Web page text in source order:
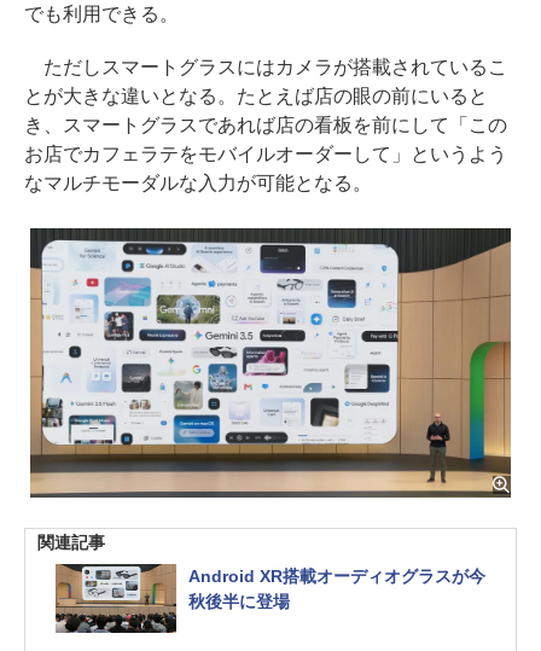
でも利用できる。
ただしスマートグラスにはカメラが搭載されているこ
とが大きな違いとなる。たとえば店の眼の前にいると
き、スマートグラスであれば店の看板を前にして「この
お店でカフェラテをモバイルオーダーして」というよう
なマルチモーダルな入力が可能となる。
関連記事
Android XR搭載オーディオグラスが今
秋後半に登場